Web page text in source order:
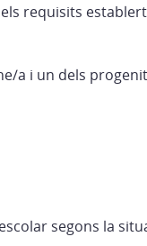
requisits
a i un dels
segons la